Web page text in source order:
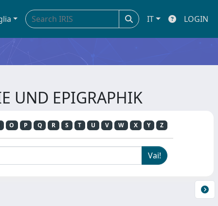
IT LOGIN
UND EPIGRAPHIK
O P Q R S T U V W X Y Z